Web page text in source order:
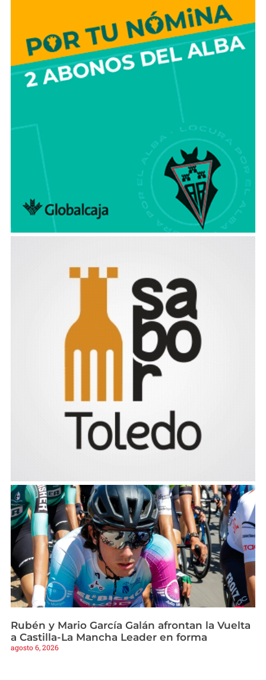
Rubén y Mario García Galán afrontan la Vuelta
a Castilla-La Mancha Leader en forma
agosto 6, 2026